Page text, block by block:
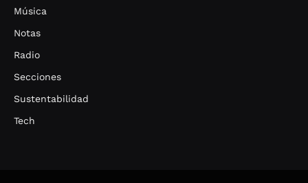
Música
Notas
Radio
Secciones
Sustentabilidad
Tech